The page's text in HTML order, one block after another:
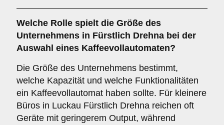
Welche Rolle spielt die Größe des
Unternehmens in Fürstlich Drehna bei der
Auswahl eines Kaffeevollautomaten?
Die Größe des Unternehmens bestimmt,
welche Kapazität und welche Funktionalitäten
ein Kaffeevollautomat haben sollte. Für kleinere
Büros in Luckau Fürstlich Drehna reichen oft
Geräte mit geringerem Output, während